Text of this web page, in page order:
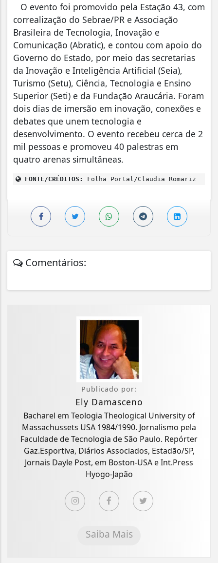
O evento foi promovido pela Estação 43, com
correalização do Sebrae/PR e Associação
Brasileira de Tecnologia, Inovação e
Comunicação (Abratic), e contou com apoio do
Governo do Estado, por meio das secretarias
da Inovação e Inteligência Artificial (Seia),
Turismo (Setu), Ciência, Tecnologia e Ensino
Superior (Seti) e da Fundação Araucária. Foram
dois dias de imersão em inovação, conexões e
debates que unem tecnologia e
desenvolvimento. O evento recebeu cerca de 2
mil pessoas e promoveu 40 palestras em
quatro arenas simultâneas.
FONTE/CRÉDITOS: Folha Portal/Claudia Romariz
Comentários:
Publicado por:
Ely Damasceno
Bacharel em Teologia Theological University of
Massachussets USA 1984/1990. Jornalismo pela
Faculdade de Tecnologia de São Paulo. Repórter
Gaz.Esportiva, Diários Associados, Estadão/SP,
Jornais Dayle Post, em Boston-USA e Int.Press
Hyogo-Japão
Saiba Mais